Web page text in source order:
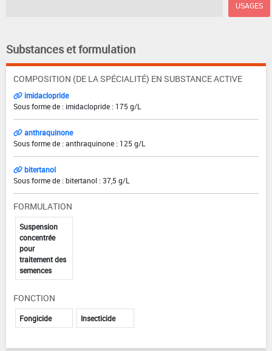
USAGES
Substances et formulation
COMPOSITION (DE LA SPÉCIALITÉ) EN SUBSTANCE ACTIVE
imidaclopride
Sous forme de : imidaclopride : 175 g/L
anthraquinone
Sous forme de : anthraquinone : 125 g/L
bitertanol
Sous forme de : bitertanol : 37,5 g/L
FORMULATION
Suspension
concentrée
pour
traitement des
semences
FONCTION
Fongicide Insecticide